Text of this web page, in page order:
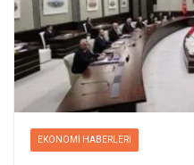
EKONOMI HABERLERI